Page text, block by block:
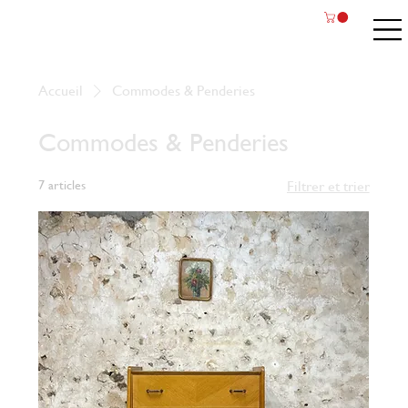
Accueil Commodes & Penderies
Commodes & Penderies
7 articles Filtrer et trier